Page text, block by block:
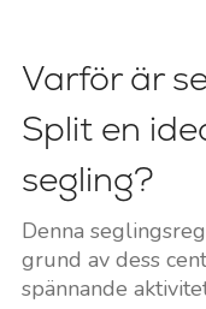
Varför är
Split en
segling?
Denna
grund av dess
spännande